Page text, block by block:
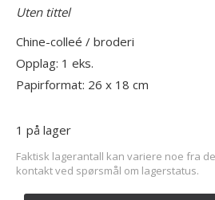
Uten tittel
Chine-colleé / broderi
Opplag: 1 eks.
Papirformat: 26 x 18 cm
1 på lager
Faktisk lagerantall kan variere noe fra
kontakt ved spørsmål om lagerstatus.